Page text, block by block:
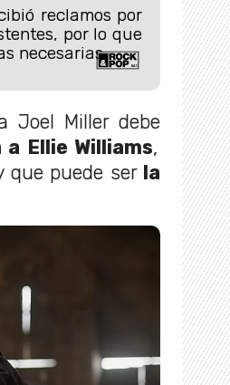
reclamos por
por lo que
necesarias.
Joel Miller debe
Ellie Williams,
que puede serla